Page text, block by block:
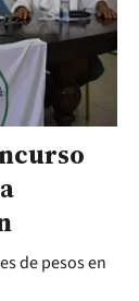
de pesos en